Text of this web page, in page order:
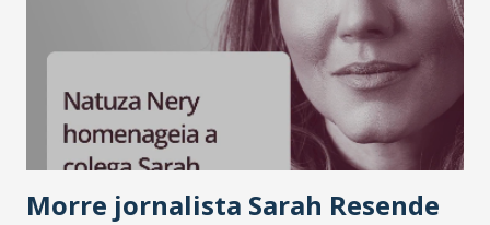
mundo fala muito e poucos entregam de verdade. O NM2B
sempre existiu para dar palco a quem constrói com
consistência, e nesta edição isso fica ainda mais claro.
Vamos reforçar que ser genuíno sustenta a confiança entre
marcas, pessoas e mercado", afirma Tamires So...
Morre jornalista Sarah Resende